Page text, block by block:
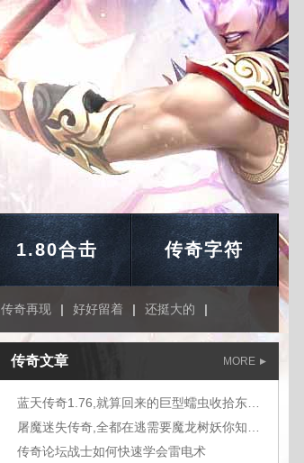
1.80合击 传奇字符
传奇再现 | 好好留着 | 还挺大的 |
MORE
传奇文章
传奇论坛战士如何快速学会雷电术